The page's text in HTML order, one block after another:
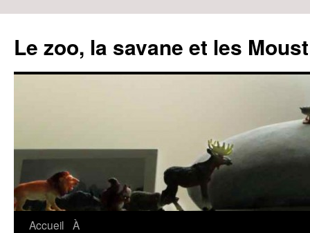
Le zoo, la savane et les
Aller
Accueil À